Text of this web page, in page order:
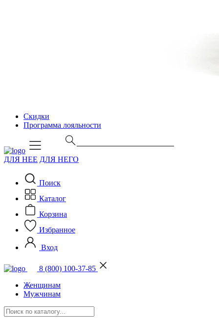
Скидки
Программа лояльности
ДЛЯ НЕЕ ДЛЯ НЕГО
Поиск
Каталог
Корзина
Избранное
Вход
8 (800) 100-37-85
Женщинам
Мужчинам